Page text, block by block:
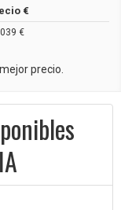
€
€
precio.